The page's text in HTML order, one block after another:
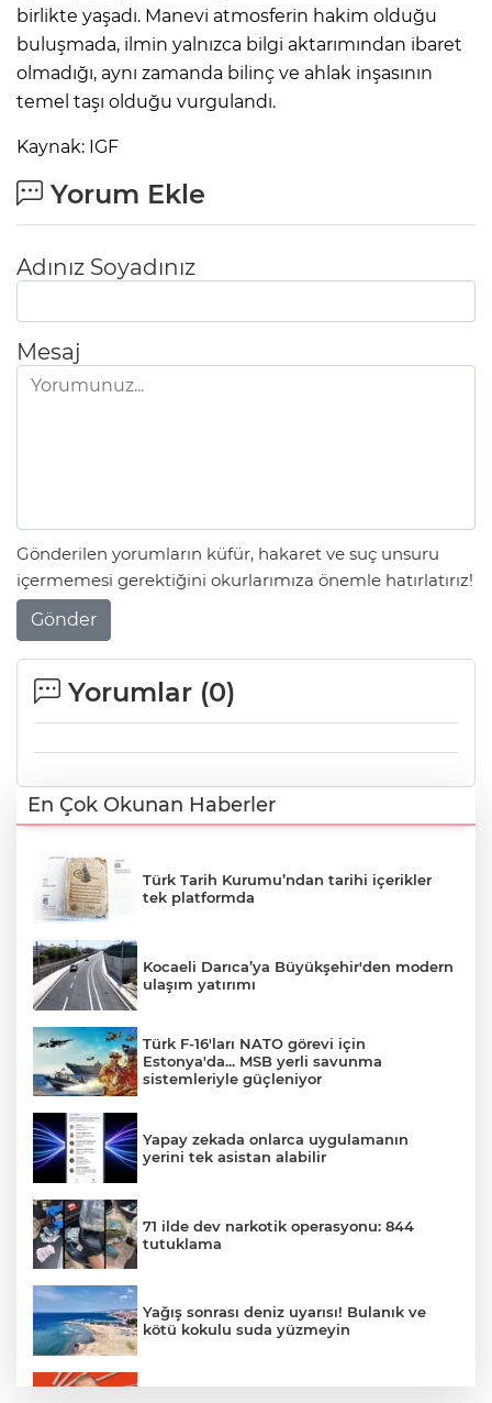
birlikte yaşadı. Manevi atmosferin hakim olduğu
buluşmada, ilmin yalnızca bilgi aktarımından ibaret
olmadığı, aynı zamanda bilinç ve ahlak inşasının
temel taşı olduğu vurgulandı.
Kaynak: IGF
Yorum Ekle
Adınız Soyadınız
Mesaj
Gönderilen yorumların küfür, hakaret ve suç unsuru
içermemesi gerektiğini okurlarımıza önemle hatırlatırız!
Gönder
Yorumlar (0)
En Çok Okunan Haberler
Türk Tarih Kurumu’ndan tarihi içerikler
tek platformda
Kocaeli Darıca’ya Büyükşehir'den modern
ulaşım yatırımı
Türk F-16'ları NATO görevi için
Estonya'da... MSB yerli savunma
sistemleriyle güçleniyor
Yapay zekada onlarca uygulamanın
yerini tek asistan alabilir
71 ilde dev narkotik operasyonu: 844
tutuklama
Yağış sonrası deniz uyarısı! Bulanık ve
kötü kokulu suda yüzmeyin